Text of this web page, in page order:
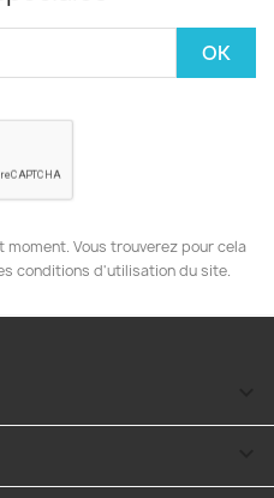
Vous trouverez pour cela
conditions d'utilisation du site.